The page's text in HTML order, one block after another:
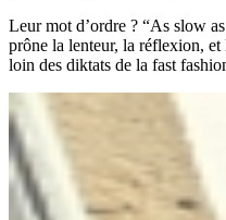
Leur mot d’ordre ? “As slow
prône la lenteur, la réflexion, et
loin des diktats de la fast